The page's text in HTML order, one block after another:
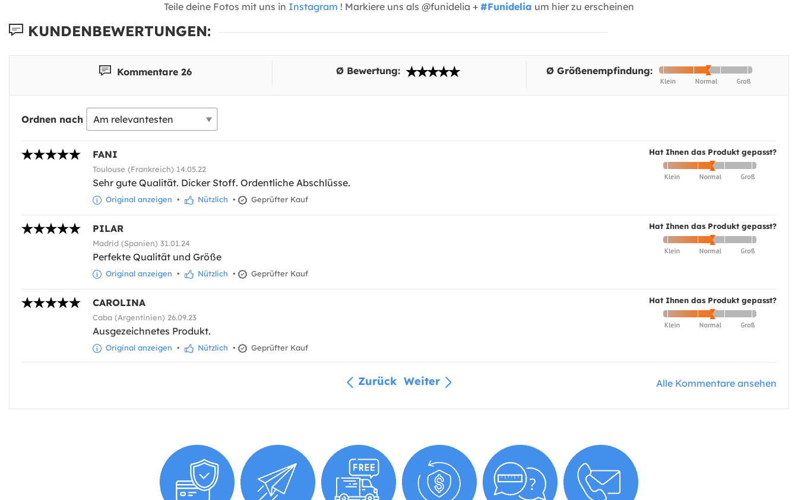
Teile deine Fotos mit uns in Instagram ! Markiere uns als @funidelia + #Funidelia um hier zu erscheinen
KUNDENBEWERTUNGEN:
Kommentare 26 Ø Bewertung: Ø Größenempfindung:
Ordnen nach
Hat Ihnen das Produkt gepasst?
FANI
Toulouse (Frankreich) 14.05.22
Sehr gute Qualität. Dicker Stoff. Ordentliche Abschlüsse.
Original anzeigen • Nützlich • Geprüfter Kauf
Hat Ihnen das Produkt gepasst?
PILAR
Madrid (Spanien) 31.01.24
Perfekte Qualität und Größe
Original anzeigen • Nützlich • Geprüfter Kauf
Hat Ihnen das Produkt gepasst?
CAROLINA
Caba (Argentinien) 26.09.23
Ausgezeichnetes Produkt.
Original anzeigen • Nützlich • Geprüfter Kauf
Zurück Weiter Alle Kommentare ansehen